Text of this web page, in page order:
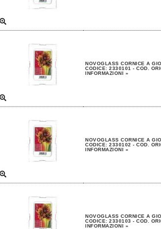
NOVOGLASS CORNICE A
CODICE: 2330101 - COD.
INFORMAZIONI »
NOVOGLASS CORNICE A
CODICE: 2330102 - COD.
INFORMAZIONI »
NOVOGLASS CORNICE A
CODICE: 2330103 - COD.
INFORMAZIONI »